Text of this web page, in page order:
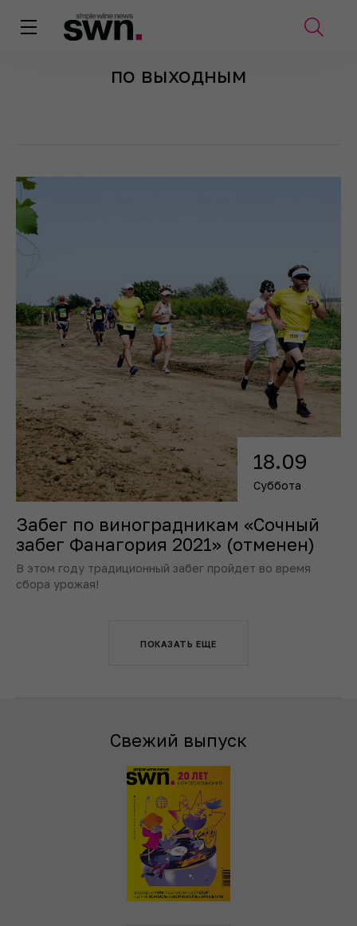
по выходным
18.09
Суббота
Забег по виноградникам «Сочный
забег Фанагория 2021» (отменен)
В этом году традиционный забег пройдет во время
сбора урожая!
ПОКАЗАТЬ ЕЩЕ
Свежий выпуск